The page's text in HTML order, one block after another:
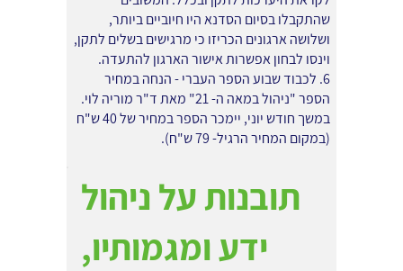
שהתקבלו בסיום הסדנא היו חיוביים ביותר,
ושלושה ארגונים הכריזו כי מרגישים בשלים לתקן,
וינסו לבחון אפשרות אישור הארגון להתעדה.
6. לכבוד שבוע הספר העברי - הנחה במחיר
הספר "ניהול במאה ה- 21" מאת ד"ר מוריה לוי.
במשך חודש יוני, יימכר הספר במחיר של 40 ש"ח
(במקום המחיר הרגיל- 79 ש"ח).
תובנות על ניהול
ידע ומגמותיו,